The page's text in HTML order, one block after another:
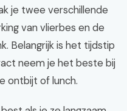
je twee verschillende
van vlierbes en de
Belangrijk is het tijdstip
neem je het beste bij
ontbijt of lunch.